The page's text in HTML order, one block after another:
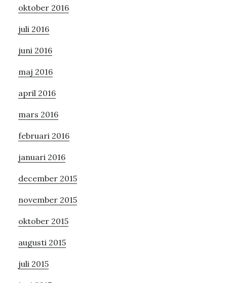
oktober 2016
juli 2016
juni 2016
maj 2016
april 2016
mars 2016
februari 2016
januari 2016
december 2015
november 2015
oktober 2015
augusti 2015
juli 2015